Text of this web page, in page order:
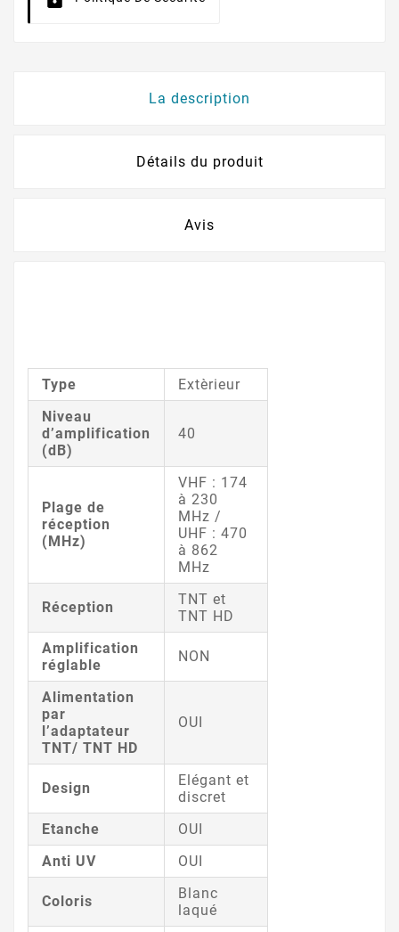
La description
Détails du produit
Avis
Type
Extèrieur
Niveau
d’amplification
(dB)
40
Plage de
réception
(MHz)
VHF : 174
à 230
MHz /
UHF : 470
à 862
MHz
Réception
TNT et
TNT HD
Amplification
réglable
NON
Alimentation
par
l’adaptateur
TNT/ TNT HD
OUI
Design
Elégant et
discret
Etanche
OUI
Anti UV
OUI
Coloris
Blanc
laqué